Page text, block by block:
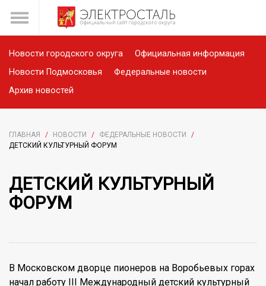
Новости городского округа
Официальная информация
Новости Подмосковья
Федеральные новости
Архив новостей
ГЛАВНАЯ / НОВОСТИ / ФЕДЕРАЛЬНЫЕ НОВОСТИ
/
ДЕТСКИЙ КУЛЬТУРНЫЙ ФОРУМ
ДЕТСКИЙ КУЛЬТУРНЫЙ
ФОРУМ
В Московском дворце пионеров на Воробьевых горах
начал работу III Международный детский культурный